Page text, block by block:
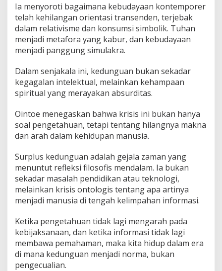
Ia menyoroti bagaimana kebudayaan kontemporer
telah kehilangan orientasi transenden, terjebak
dalam relativisme dan konsumsi simbolik. Tuhan
menjadi metafora yang kabur, dan kebudayaan
menjadi panggung simulakra.
Dalam senjakala ini, kedunguan bukan sekadar
kegagalan intelektual, melainkan kehampaan
spiritual yang merayakan absurditas.
Ointoe menegaskan bahwa krisis ini bukan hanya
soal pengetahuan, tetapi tentang hilangnya makna
dan arah dalam kehidupan manusia.
Surplus kedunguan adalah gejala zaman yang
menuntut refleksi filosofis mendalam. Ia bukan
sekadar masalah pendidikan atau teknologi,
melainkan krisis ontologis tentang apa artinya
menjadi manusia di tengah kelimpahan informasi.
Ketika pengetahuan tidak lagi mengarah pada
kebijaksanaan, dan ketika informasi tidak lagi
membawa pemahaman, maka kita hidup dalam era
di mana kedunguan menjadi norma, bukan
pengecualian.